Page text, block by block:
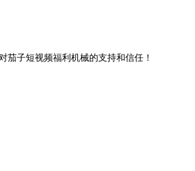
子短视频福利机械的支持和信任！